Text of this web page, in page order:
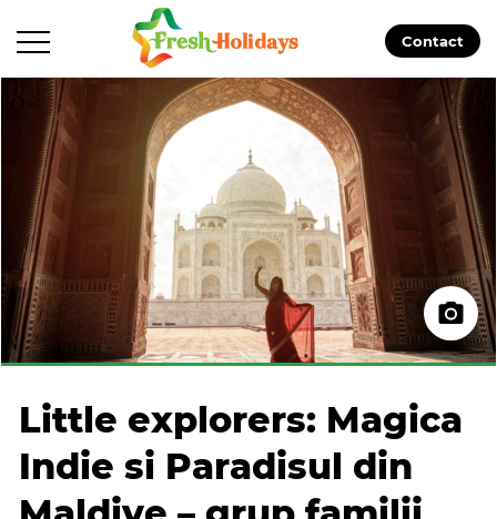
Contact
Little explorers: Magica
Indie si Paradisul din